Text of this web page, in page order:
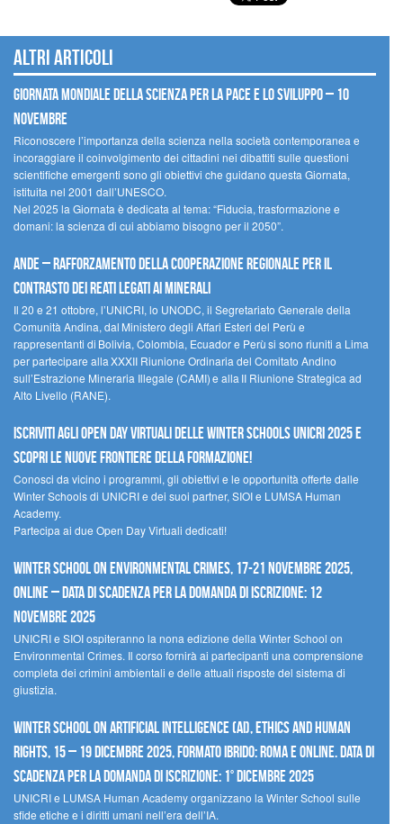
Altri articoli
Giornata mondiale della scienza per la pace e lo sviluppo – 10
novembre
Riconoscere l’importanza della scienza nella società contemporanea e
incoraggiare il coinvolgimento dei cittadini nei dibattiti sulle questioni
scientifiche emergenti sono gli obiettivi che guidano questa Giornata,
istituita nel 2001 dall’UNESCO.
Nel 2025 la Giornata è dedicata al tema: “Fiducia, trasformazione e
domani: la scienza di cui abbiamo bisogno per il 2050”.
Ande – Rafforzamento della cooperazione regionale per il
contrasto dei reati legati ai minerali
Il 20 e 21 ottobre, l’UNICRI, lo UNODC, il Segretariato Generale della
Comunità Andina, dal Ministero degli Affari Esteri del Perù e
rappresentanti di Bolivia, Colombia, Ecuador e Perù si sono riuniti a Lima
per partecipare alla XXXII Riunione Ordinaria del Comitato Andino
sull’Estrazione Mineraria Illegale (CAMI) e alla II Riunione Strategica ad
Alto Livello (RANE).
Iscriviti agli Open Day Virtuali delle Winter Schools UNICRI 2025 e
scopri le nuove frontiere della formazione!
Conosci da vicino i programmi, gli obiettivi e le opportunità offerte dalle
Winter Schools di UNICRI e dei suoi partner, SIOI e LUMSA Human
Academy.
Partecipa ai due Open Day Virtuali dedicati!
Winter School on Environmental Crimes, 17-21 novembre 2025,
Online – Data di scadenza per la domanda di iscrizione: 12
novembre 2025
UNICRI e SIOI ospiteranno la nona edizione della Winter School on
Environmental Crimes. Il corso fornirà ai partecipanti una comprensione
completa dei crimini ambientali e delle attuali risposte del sistema di
giustizia.
Winter School on Artificial Intelligence (AI), Ethics and Human
Rights, 15 – 19 dicembre 2025, Formato Ibrido: Roma e online. Data di
scadenza per la domanda di iscrizione: 1° dicembre 2025
UNICRI e LUMSA Human Academy organizzano la Winter School sulle
sfide etiche e i diritti umani nell’era dell’IA.